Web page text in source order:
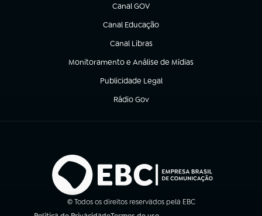
Canal GOV
(abre em nova aba)
Canal Educação
(abre em nova aba)
Canal Libras
(abre em nova aba)
Monitoramento e Análise de Mídias
(abre em nova aba)
Publicidade Legal
(abre em nova aba)
Rádio Gov
(abre em nova aba)
© Todos os direitos reservados pela EBC